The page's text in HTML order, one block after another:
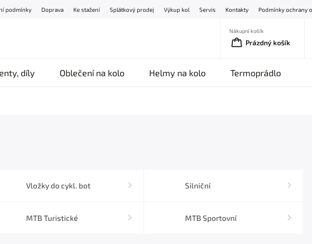
podmínky Doprava Ke stažení Splátkový prodej Výkup kol Servis Kontakty Podmínky ochrany
Nákupní košík
Prázdný košík
díly Oblečení na kolo Helmy na kolo Termoprádlo
Vložky do cykl. bot Silniční
MTB Turistické MTB Sportovní